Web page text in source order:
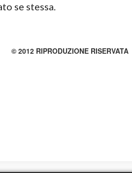
se stessa.
© 2012 RIPRODUZIONE RISERVATA